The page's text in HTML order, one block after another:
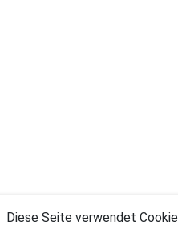
Diese Seite verwendet